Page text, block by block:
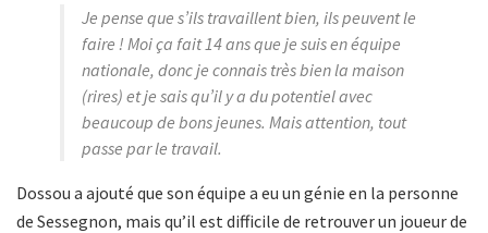
Je pense que s’ils travaillent bien, ils peuvent le
faire ! Moi ça fait 14 ans que je suis en équipe
nationale, donc je connais très bien la maison
(rires) et je sais qu’il y a du potentiel avec
beaucoup de bons jeunes. Mais attention, tout
passe par le travail.
Dossou a ajouté que son équipe a eu un génie en la personne
de Sessegnon, mais qu’il est difficile de retrouver un joueur de